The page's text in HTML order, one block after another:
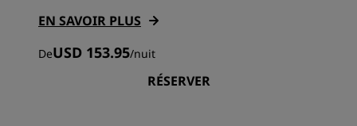
EN SAVOIR PLUS
DeUSD 153.95/nuit
RÉSERVER